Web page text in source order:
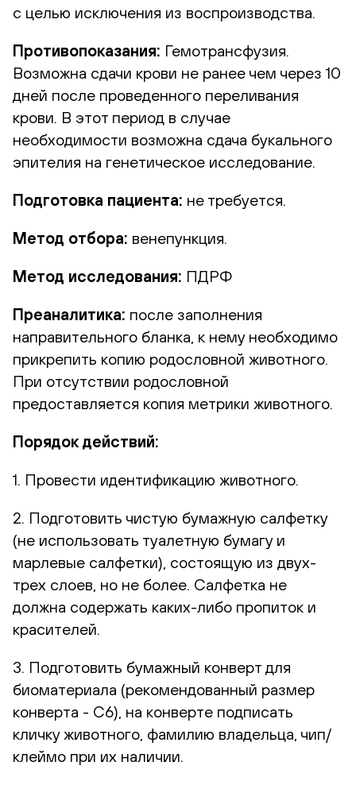
с целью исключения из воспроизводства.
Противопоказания: Гемотрансфузия.
Возможна сдачи крови не ранее чем через 10
дней после проведенного переливания
крови. В этот период в случае
необходимости возможна сдача букального
эпителия на генетическое исследование.
Подготовка пациента: не требуется.
Метод отбора: венепункция.
Метод исследования: ПДРФ
Преаналитика: после заполнения
направительного бланка, к нему необходимо
прикрепить копию родословной животного.
При отсутствии родословной
предоставляется копия метрики животного.
Порядок действий:
1. Провести идентификацию животного.
2. Подготовить чистую бумажную салфетку
(не использовать туалетную бумагу и
марлевые салфетки), состоящую из двух-
трех слоев, но не более. Салфетка не
должна содержать каких-либо пропиток и
красителей.
3. Подготовить бумажный конверт для
биоматериала (рекомендованный размер
конверта - С6), на конверте подписать
кличку животного, фамилию владельца, чип/
клеймо при их наличии.